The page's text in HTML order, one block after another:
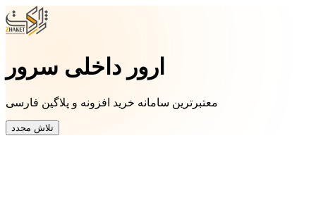
ارور داخلی سرور
معتبرترین سامانه خرید افزونه و پلاگین فارسی
تلاش مجدد